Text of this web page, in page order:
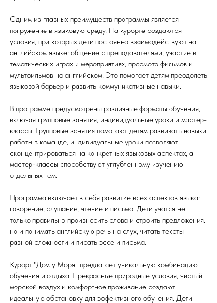
Одним из главных преимуществ программы является
погружение в языковую среду. На курорте создаются
условия, при которых дети постоянно взаимодействуют на
английском языке: общение с преподавателями, участие в
тематических играх и мероприятиях, просмотр фильмов и
мультфильмов на английском. Это помогает детям преодолеть
языковой барьер и развить коммуникативные навыки.
В программе предусмотрены различные форматы обучения,
включая групповые занятия, индивидуальные уроки и мастер-
классы. Групповые занятия помогают детям развивать навыки
работы в команде, индивидуальные уроки позволяют
сконцентрироваться на конкретных языковых аспектах, а
мастер-классы способствуют углубленному изучению
отдельных тем.
Программа включает в себя развитие всех аспектов языка:
говорение, слушание, чтение и письмо. Дети учатся не
только правильно произносить слова и строить предложения,
но и понимать английскую речь на слух, читать тексты
разной сложности и писать эссе и письма.
Курорт "Дом у Моря" предлагает уникальную комбинацию
обучения и отдыха. Прекрасные природные условия, чистый
морской воздух и комфортное проживание создают
идеальную обстановку для эффективного обучения. Дети